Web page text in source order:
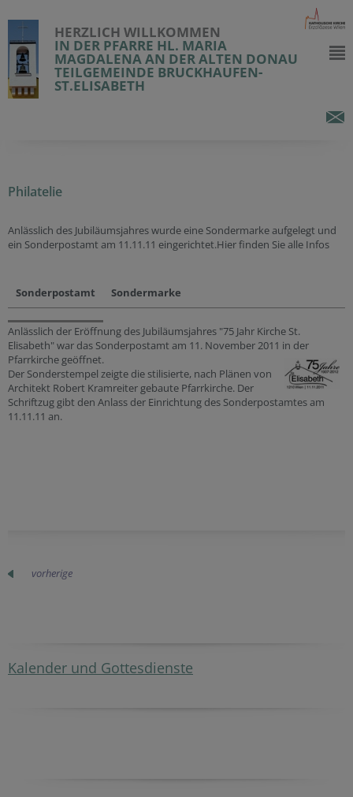
HERZLICH WILLKOMMEN
IN DER PFARRE HL. MARIA
MAGDALENA AN DER ALTEN DONAU
TEILGEMEINDE BRUCKHAUFEN-
ST.ELISABETH
Philatelie
Anlässlich des Jubiläumsjahres wurde eine Sondermarke aufgelegt und
ein Sonderpostamt am 11.11.11 eingerichtet.Hier finden Sie alle Infos
Sonderpostamt Sondermarke
Anlässlich der Eröffnung des Jubiläumsjahres "75 Jahr Kirche St.
Elisabeth" war das Sonderpostamt am 11. November 2011 in der
Pfarrkirche geöffnet.
Der Sonderstempel zeigte die stilisierte, nach Plänen von
Architekt Robert Kramreiter gebaute Pfarrkirche. Der
Schriftzug gibt den Anlass der Einrichtung des Sonderpostamtes am
11.11.11 an.
vorherige
Kalender und Gottesdienste